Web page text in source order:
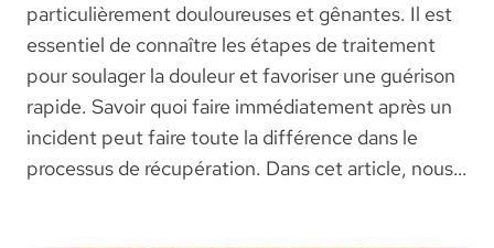
particulièrement douloureuses et gênantes. Il est
essentiel de connaître les étapes de traitement
pour soulager la douleur et favoriser une guérison
rapide. Savoir quoi faire immédiatement après un
incident peut faire toute la différence dans le
processus de récupération. Dans cet article, nous…